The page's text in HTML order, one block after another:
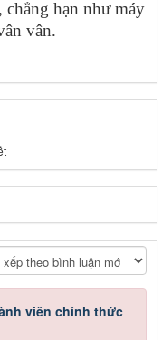
hạn như máy
vân.
viên chính thức